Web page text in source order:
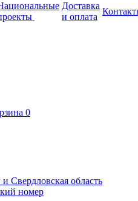
Доставка
и оплата
0
Свердловская область
номер